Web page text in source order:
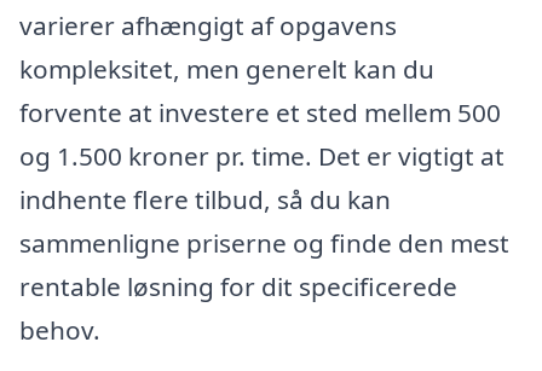
varierer afhængigt af opgavens
kompleksitet, men generelt kan du
forvente at investere et sted mellem 500
og 1.500 kroner pr. time. Det er vigtigt at
indhente flere tilbud, så du kan
sammenligne priserne og finde den mest
rentable løsning for dit specificerede
behov.